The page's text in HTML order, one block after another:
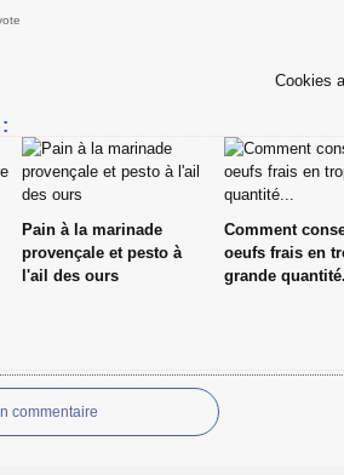
Cookies
Pain à la marinade
provençale et pesto à
l'ail des ours
Comment
oeufs frais en
grande
commentaire